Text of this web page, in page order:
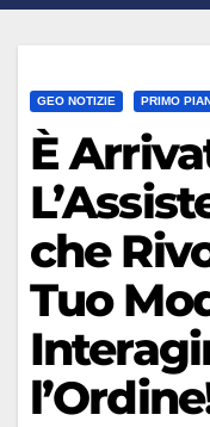
GEO NOTIZIE PRIMO
È
che
Tuo